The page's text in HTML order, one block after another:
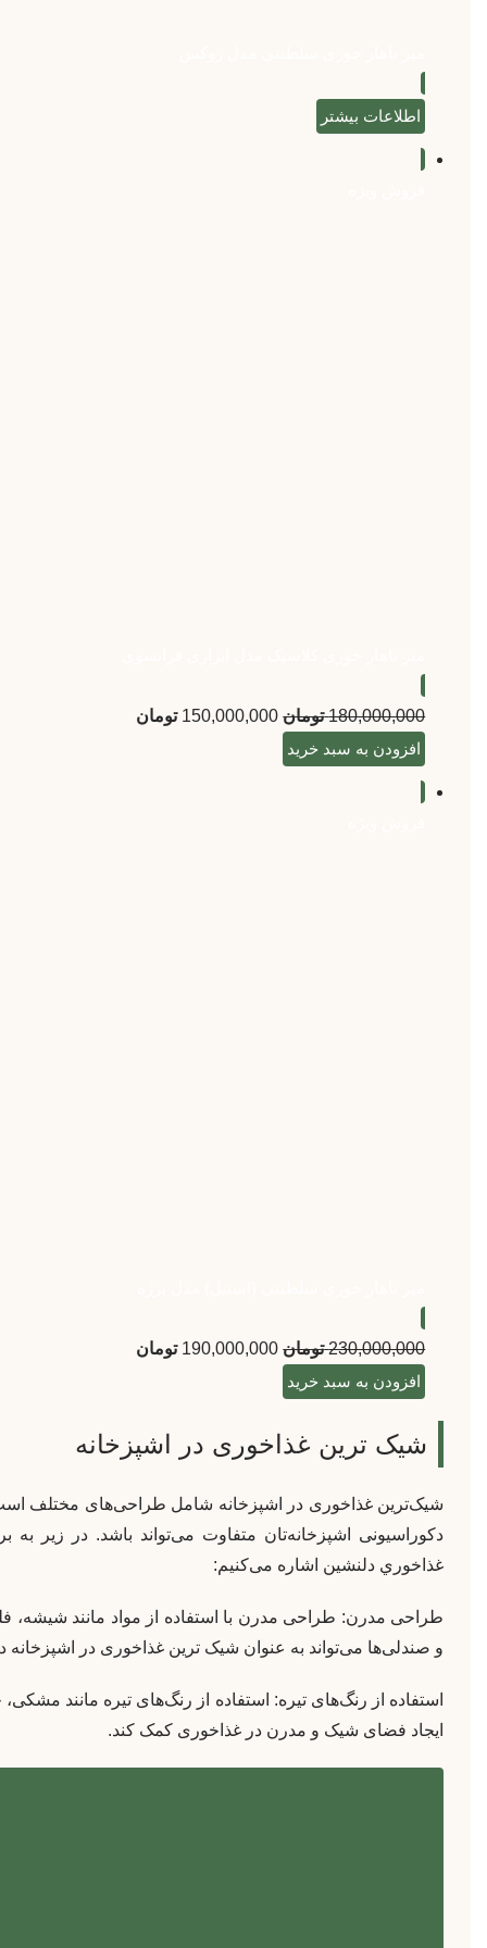
اطلاعات بیشتر
180,000,000 تومان 150,000,000 تومان
افزودن به سبد خرید
230,000,000 تومان 190,000,000 تومان
افزودن به سبد خرید
شیک ترین غذاخوری در اشپزخانه
شیک‌ترین غذاخوری در اشپزخانه شامل طراحی‌های مختلف
دکوراسیونی اشپزخانه‌تان متفاوت می‌تواند باشد. در زیر به
غذاخوري دلنشين اشاره می‌کنیم:
طراحی مدرن: طراحی مدرن با استفاده از مواد مانند شیشه،
و صندلی‌ها می‌تواند به عنوان شیک ترین غذاخوری در
استفاده از رنگ‌های تیره: استفاده از رنگ‌های تیره مانند
ایجاد فضای شیک و مدرن در غذاخوری کمک کند.